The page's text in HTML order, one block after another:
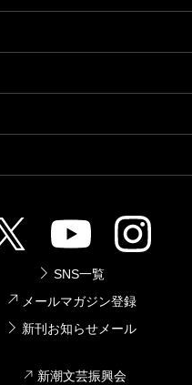
SNS一覧
メールマガジン登録
新刊お知らせメール
新潮文芸振興会